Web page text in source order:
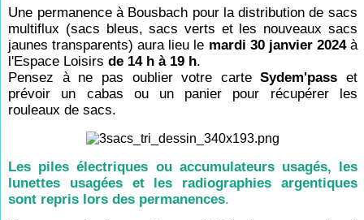
Une permanence à Bousbach pour la distribution de sacs
multiflux (sacs bleus, sacs verts et les nouveaux sacs
jaunes transparents) aura lieu le mardi 30 janvier 2024à
l'Espace Loisirsde 14 h à 19 h.
Pensez à ne pas oublier votre carteSydem'pass et
prévoir un cabas ou un panier pour récupérer les
rouleaux de sacs.
Les piles électriques ou accumulateurs usagés, les
lunettes usagées et les radiographies argentiques
sont repris lors des permanences.